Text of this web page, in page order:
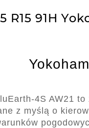
R15 91H
4S AW21
z myślą o